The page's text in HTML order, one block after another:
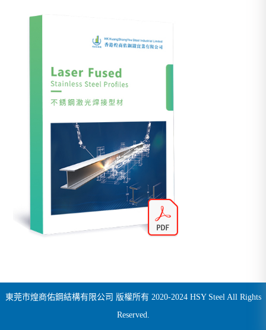
東莞市煌商佑鋼結構有限公司 版權所有 2020-2024 HSY Steel All Rights
Reserved.